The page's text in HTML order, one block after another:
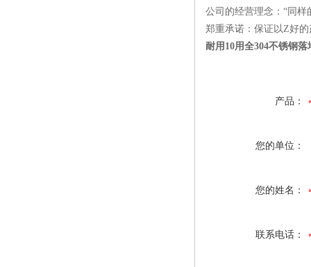
公司的经营理念：“同
郑重承诺：保证以Z好的
耐用10用全304不锈钢
产品：
您的单位：
您的姓名：
联系电话：